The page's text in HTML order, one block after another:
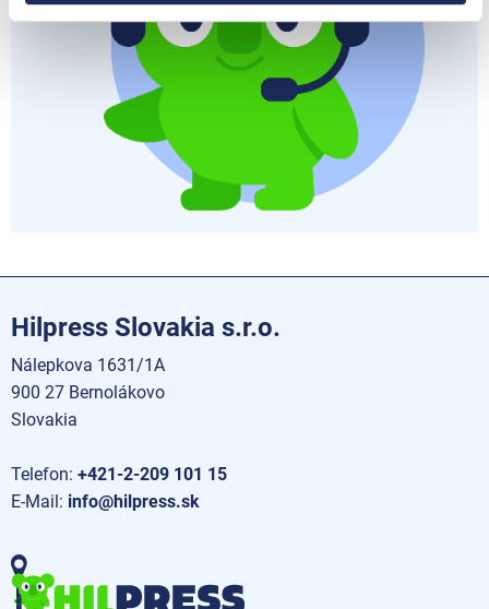
Hilpress Slovakia s.r.o.
Nálepkova 1631/1A
900 27 Bernolákovo
Slovakia
Telefon: +421-2-209 101 15
E-Mail: info@hilpress.sk